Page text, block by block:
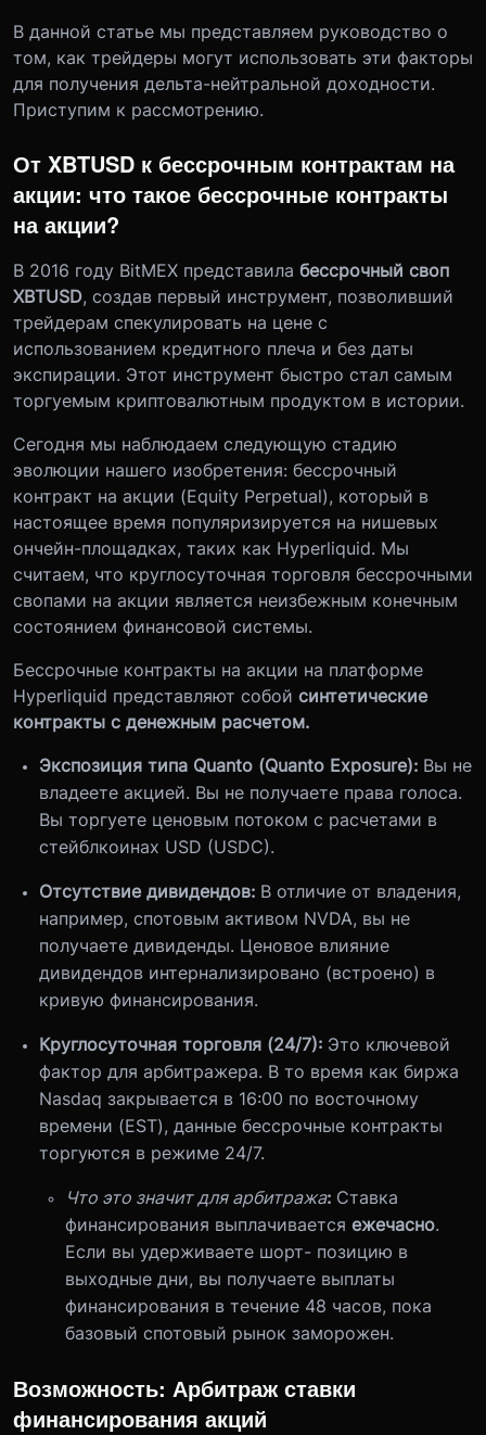
В данной статье мы представляем руководство о
том, как трейдеры могут использовать эти факторы
для получения дельта-нейтральной доходности.
Приступим к рассмотрению.
От XBTUSD к бессрочным контрактам на
акции: что такое бессрочные контракты
на акции?
В 2016 году BitMEX представила бессрочный своп
XBTUSD, создав первый инструмент, позволивший
трейдерам спекулировать на цене с
использованием кредитного плеча и без даты
экспирации. Этот инструмент быстро стал самым
торгуемым криптовалютным продуктом в истории.
Сегодня мы наблюдаем следующую стадию
эволюции нашего изобретения: бессрочный
контракт на акции (Equity Perpetual), который в
настоящее время популяризируется на нишевых
ончейн-площадках, таких как Hyperliquid. Мы
считаем, что круглосуточная торговля бессрочными
свопами на акции является неизбежным конечным
состоянием финансовой системы.
Бессрочные контракты на акции на платформе
Hyperliquid представляют собой синтетические
контракты с денежным расчетом.
Экспозиция типа Quanto (Quanto Exposure): Вы не
владеете акцией. Вы не получаете права голоса.
Вы торгуете ценовым потоком с расчетами в
стейблкоинах USD (USDC).
Отсутствие дивидендов: В отличие от владения,
например, спотовым активом NVDA, вы не
получаете дивиденды. Ценовое влияние
дивидендов интернализировано (встроено) в
кривую финансирования.
Круглосуточная торговля (24/7): Это ключевой
фактор для арбитражера. В то время как биржа
Nasdaq закрывается в 16:00 по восточному
времени (EST), данные бессрочные контракты
торгуются в режиме 24/7.
Что это значит для арбитража: Ставка
финансирования выплачивается ежечасно.
Если вы удерживаете шорт- позицию в
выходные дни, вы получаете выплаты
финансирования в течение 48 часов, пока
базовый спотовый рынок заморожен.
Возможность: Арбитраж ставки
финансирования акций